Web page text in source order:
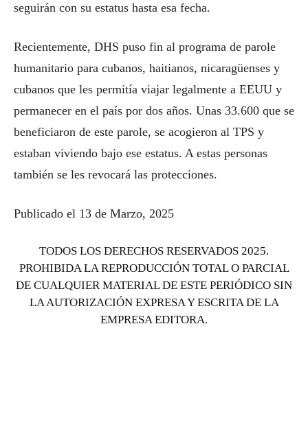
seguirán con su estatus hasta esa fecha.
Recientemente, DHS puso fin al programa de parole
humanitario para cubanos, haitianos, nicaragüenses y
cubanos que les permitía viajar legalmente a EEUU y
permanecer en el país por dos años. Unas 33.600 que se
beneficiaron de este parole, se acogieron al TPS y
estaban viviendo bajo ese estatus. A estas personas
también se les revocará las protecciones.
Publicado el 13 de Marzo, 2025
TODOS LOS DERECHOS RESERVADOS 2025.
PROHIBIDA LA REPRODUCCIÓN TOTAL O PARCIAL
DE CUALQUIER MATERIAL DE ESTE PERIÓDICO SIN
LA AUTORIZACIÓN EXPRESA Y ESCRITA DE LA
EMPRESA EDITORA.